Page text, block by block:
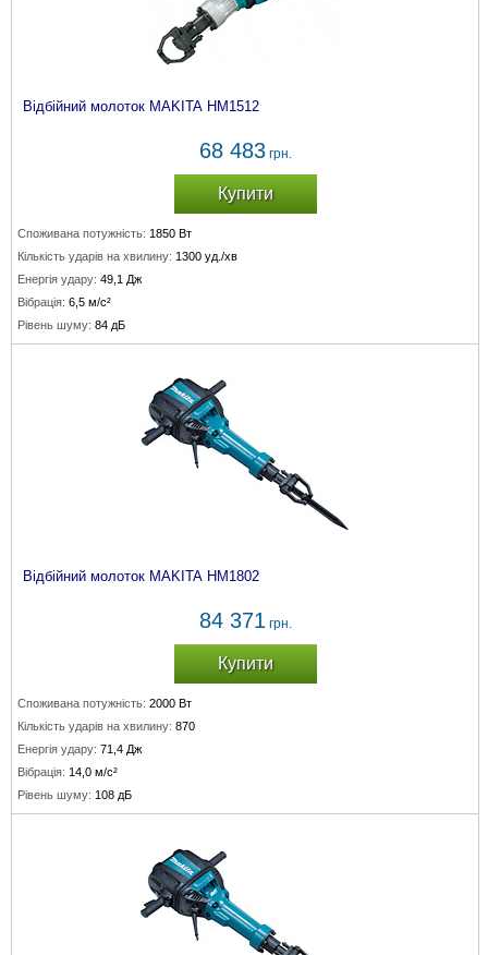
Відбійний молоток MAKITA HM1512
68 483грн.
Купити
Споживана потужність: 1850 Вт
Кількість ударів на хвилину: 1300 уд./хв
Енергія удару: 49,1 Дж
Вібрація: 6,5 м/с²
Рівень шуму: 84 дБ
Відбійний молоток MAKITA HM1802
84 371грн.
Купити
Споживана потужність: 2000 Вт
Кількість ударів на хвилину: 870
Енергія удару: 71,4 Дж
Вібрація: 14,0 м/с²
Рівень шуму: 108 дБ